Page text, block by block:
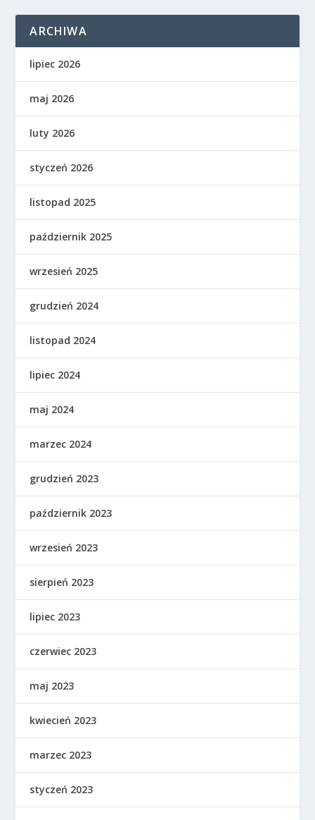
ARCHIWA
lipiec 2026
maj 2026
luty 2026
styczeń 2026
listopad 2025
październik 2025
wrzesień 2025
grudzień 2024
listopad 2024
lipiec 2024
maj 2024
marzec 2024
grudzień 2023
październik 2023
wrzesień 2023
sierpień 2023
lipiec 2023
czerwiec 2023
maj 2023
kwiecień 2023
marzec 2023
styczeń 2023